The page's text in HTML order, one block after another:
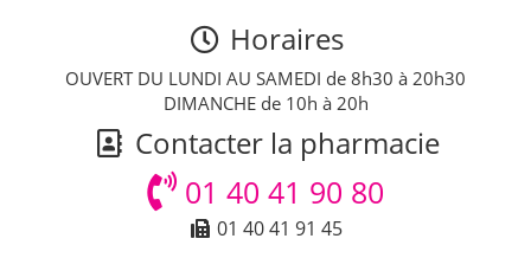
Horaires
OUVERT DU LUNDI AU SAMEDI de 8h30 à 20h30
DIMANCHE de 10h à 20h
Contacter la pharmacie
01 40 41 90 80
01 40 41 91 45